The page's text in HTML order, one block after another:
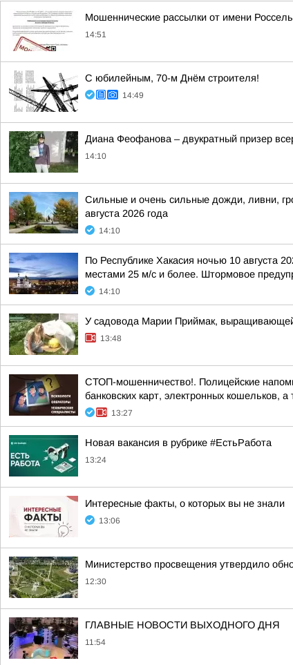
Мошеннические рассылки от имени
14:51
С юбилейным, 70-м Днём строителя!
14:49
Диана Феофанова – двукратный призер
14:10
Сильные и очень сильные дожди, ливни,
августа 2026 года
14:10
По Республике Хакасия ночью 10 августа
местами 25 м/с и более. Штормовое
14:10
У садовода Марии Приймак, выращивающей
13:48
СТОП-мошенничество!. Полицейские
банковских карт, электронных кошельков, а
13:27
Новая вакансия в рубрике #ЕстьРабота
13:24
Интересные факты, о которых вы не знали
13:06
Министерство просвещения утвердило
12:30
ГЛАВНЫЕ НОВОСТИ ВЫХОДНОГО ДНЯ
11:54